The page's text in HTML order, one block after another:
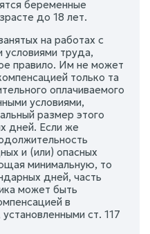
беременные
до 18 лет.
на работах с
труда,
правило. Им не может
только та
оплачиваемого
условиями,
размер этого
дней. Если же
и (или) опасных
минимальную, то
дней, часть
может быть
в
ст. 117